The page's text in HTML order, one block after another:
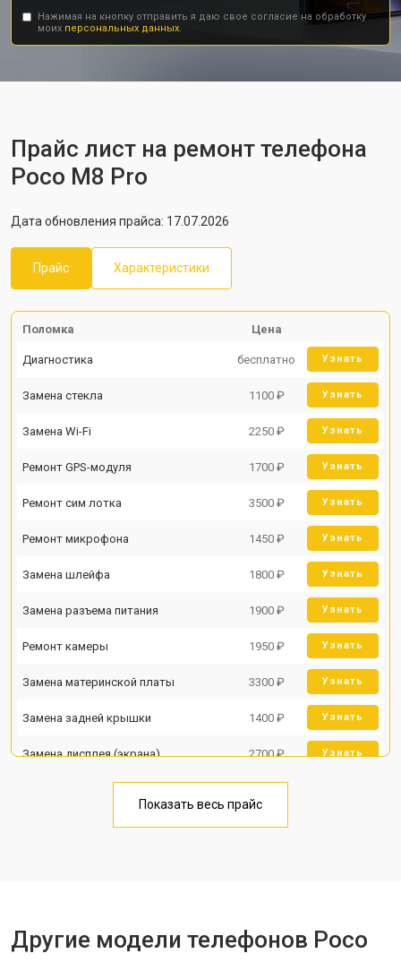
Нажимая на кнопку отправить я даю свое согласие на обработку
моих персональных данных.
Прайс лист на ремонт телефона
Poco M8 Pro
Дата обновления прайса: 17.07.2026
Прайс Характеристики
Поломка Цена
Диагностика бесплатно Узнать
Замена стекла 1100 ₽ Узнать
Замена Wi-Fi 2250 ₽ Узнать
Ремонт GPS-модуля 1700 ₽ Узнать
Ремонт сим лотка 3500 ₽ Узнать
Ремонт микрофона 1450 ₽ Узнать
Замена шлейфа 1800 ₽ Узнать
Замена разъема питания 1900 ₽ Узнать
Ремонт камеры 1950 ₽ Узнать
Замена материнской платы 3300 ₽ Узнать
Замена задней крышки 1400 ₽ Узнать
Замена дисплея (экрана) 2700 ₽ Узнать
Замена кнопки включения 1750 ₽
Показать весь прайс
Другие модели телефонов Poco